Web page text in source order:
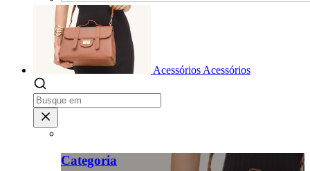
Acessórios Acessórios
Categoria